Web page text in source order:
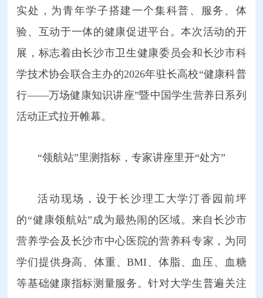
实处，为青年学子搭建一个集科普、服务、体
验、互动于一体的健康促进平台。本次活动的开
展，标志着由长沙市卫生健康委员会和长沙市科
学技术协会联合主办的2026年驻长高校“健康科普
行——万场健康知识讲座”暨中国学生营养日系列
活动正式拉开帷幕。
“领航站”里测指标，专家讲座里开“处方”
活动现场，设于长沙理工大学汀香园前坪
的“健康领航站”成为最热闹的区域。来自长沙市
营养学会及长沙市中心医院的营养科专家，为同
学们提供身高、体重、BMI、体脂、血压、血糖
等基础健康指标测量服务。针对大学生普遍关注